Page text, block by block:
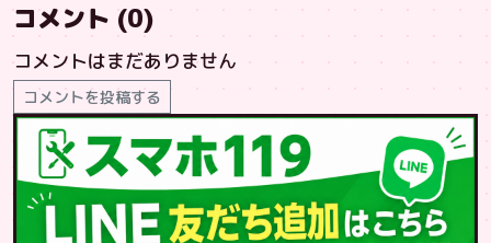
コメント (0)
コメントはまだありません
コメントを投稿する